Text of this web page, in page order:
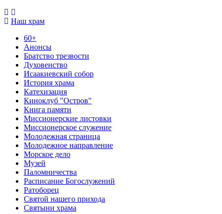
Наш храм
60+
Анонсы
Братство трезвости
Духовенство
Исаакиевский собор
История храма
Катехизация
Киноклуб "Остров"
Книга памяти
Миссионерские листовки
Миссионерское служение
Молодежная страница
Молодежное направление
Морское дело
Музей
Паломничества
Расписание Богослужений
Ратоборец
Святой нашего прихода
Святыни храма